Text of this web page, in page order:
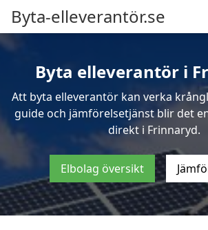
Byta-elleverantör.se
Byta elleverantör i
Att byta elleverantör kan verka
guide och jämförelsetjänst blir det
direkt i Frinnaryd.
Elbolag översikt